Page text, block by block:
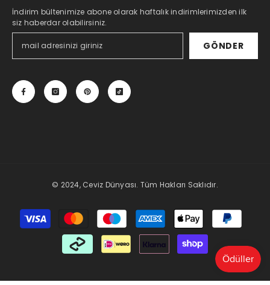
İndirim bültenimize abone olarak haftalık indirimlerimizden ilk
siz haberdar olabilirsiniz.
GÖNDER
© 2024, Ceviz Dünyası. Tüm Hakları Saklıdır.
Payment
methods